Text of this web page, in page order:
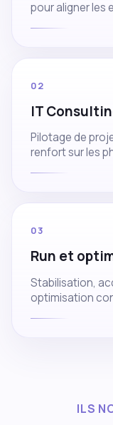
pour aligner les
02
IT
Pilotage de
renfort sur les
03
Run et
Stabilisation,
optimisation
ILS